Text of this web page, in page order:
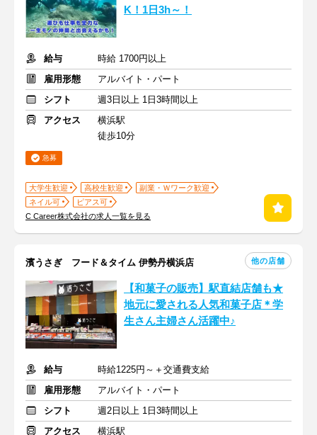
K！1日3h～！
給与
時給 1700円以上
雇用形態
アルバイト・パート
シフト
週3日以上 1日3時間以上
アクセス
横浜駅
徒歩10分
急募
大学生歓迎 高校生歓迎
副業・Ｗワーク歓迎
ネイル可
ピアス可
C Career株式会社の求人一覧を見る
濱うさぎ フード＆タイム 伊勢丹横浜店 他の店舗
【和菓子の販売】駅直結店舗も★
地元に愛される人気和菓子店＊学
生さん主婦さん活躍中♪
給与
時給1225円～＋交通費支給
雇用形態
アルバイト・パート
シフト
週2日以上 1日3時間以上
アクセス
横浜駅